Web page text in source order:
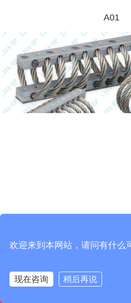
A01
欢迎来到本网站，请问有什么
现在咨询 稍后再说